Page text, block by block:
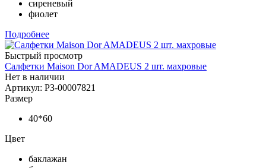
сиреневый
фиолет
Подробнее
Быстрый просмотр
Салфетки Maison Dor AMADEUS 2 шт. махровые
Нет в наличии
Артикул: РЗ-00007821
Размер
40*60
Цвет
баклажан